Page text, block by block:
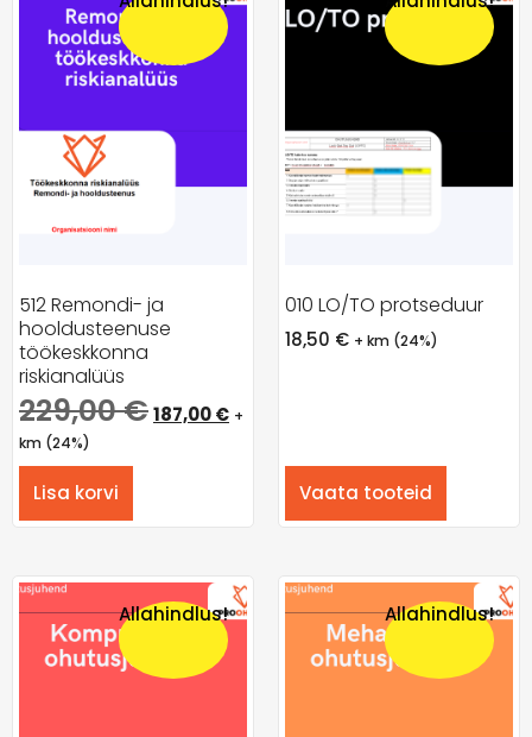
512 Remondi- ja
hooldusteenuse
töökeskkonna
riskianalüüs
229,00€187,00€ +
km (24%)
Lisa korvi
010 LO/TO protseduur
18,50 € + km (24%)
Vaata tooteid
Allahindlus! Allahindlus!